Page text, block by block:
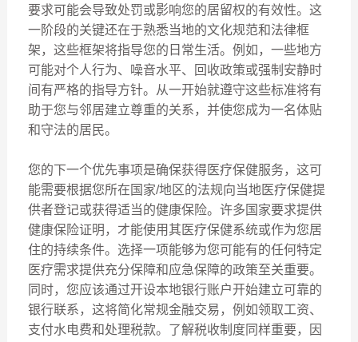
要求可能会导致处罚或影响您的居留权的有效性。这
一阶段的关键还在于熟悉当地的文化规范和法律框
架，这些框架将指导您的日常生活。例如，一些地方
可能对个人行为、噪音水平、回收政策或强制安静时
间有严格的指导方针。从一开始就遵守这些标准将有
助于您与邻居建立尊重的关系，并使您成为一名体贴
和守法的居民。
您的下一个优先事项是确保获得医疗保健服务，这可
能需要根据您所在国家/地区的法规向当地医疗保健提
供者登记或获得适当的健康保险。许多国家要求提供
健康保险证明，才能使用其医疗保健系统或作为您居
住的持续条件。选择一项能够为您可能有的任何特定
医疗需求提供充分保障和应急保障的政策至关重要。
同时，您应该通过开设本地银行账户开始建立可靠的
银行联系，这将简化常规金融交易，例如领取工资、
支付水电费和处理税款。了解税收制度同样重要，因